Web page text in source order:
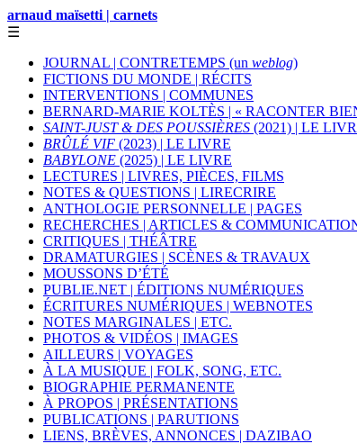
arnaud maïsetti | carnets
☰
JOURNAL | CONTRETEMPS (un weblog)
FICTIONS DU MONDE | RÉCITS
INTERVENTIONS | COMMUNES
BERNARD-MARIE KOLTÈS | « RACONTER
SAINT-JUST & DES POUSSIÈRES (2021) | LE
BRÛLÉ VIF (2023) | LE LIVRE
BABYLONE (2025) | LE LIVRE
LECTURES | LIVRES, PIÈCES, FILMS
NOTES & QUESTIONS | LIRECRIRE
ANTHOLOGIE PERSONNELLE | PAGES
RECHERCHES | ARTICLES &
CRITIQUES | THÉÂTRE
DRAMATURGIES | SCÈNES & TRAVAUX
MOUSSONS D’ÉTÉ
PUBLIE.NET | ÉDITIONS NUMÉRIQUES
ÉCRITURES NUMÉRIQUES | WEBNOTES
NOTES MARGINALES | ETC.
PHOTOS & VIDÉOS | IMAGES
AILLEURS | VOYAGES
À LA MUSIQUE | FOLK, SONG, ETC.
BIOGRAPHIE PERMANENTE
À PROPOS | PRÉSENTATIONS
PUBLICATIONS | PARUTIONS
LIENS, BRÈVES, ANNONCES | DAZIBAO